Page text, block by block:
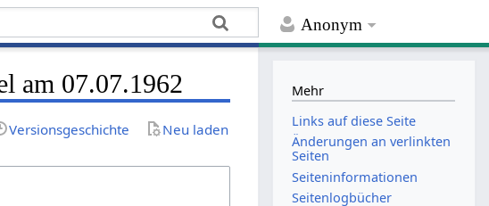
Anonym
am 07.07.1962
Versionsgeschichte Neu laden
Mehr
Links auf diese Seite
Änderungen an verlinkten
Seiten
Seiten­­informationen
Seitenlogbücher